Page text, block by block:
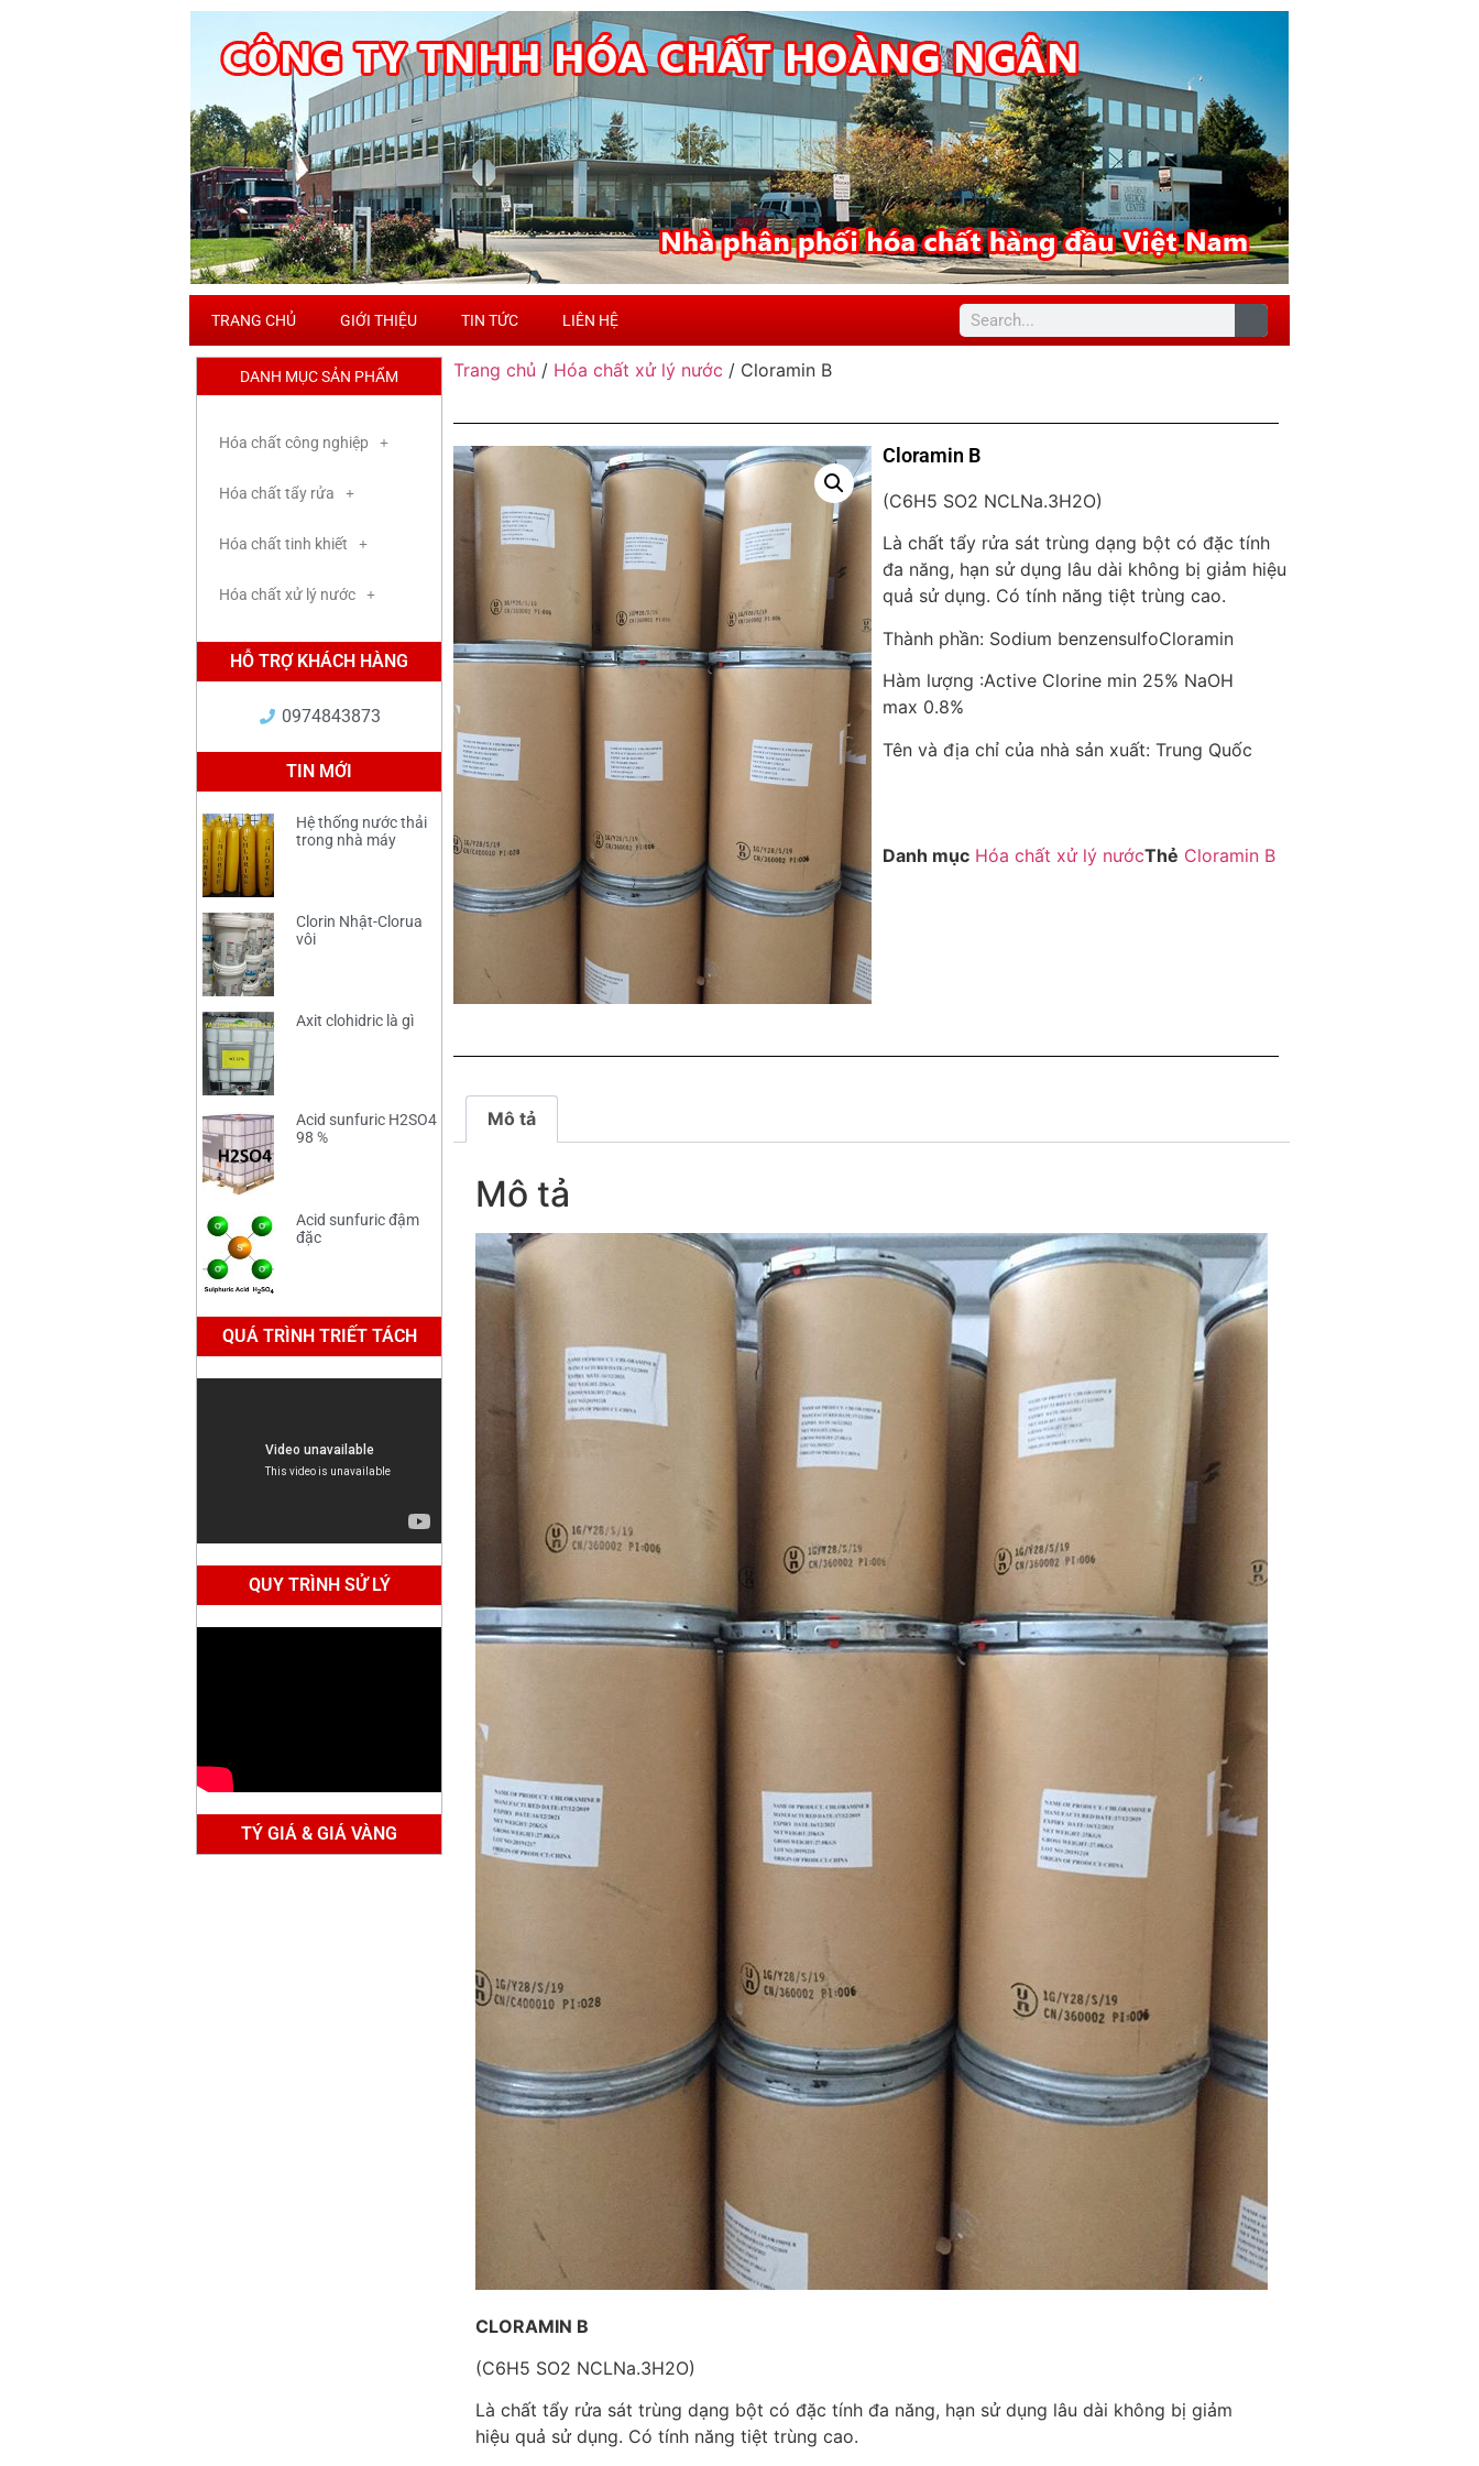
TRANG CHỦ GIỚI THIỆU TIN TỨC LIÊN HỆ
DANH MỤC SẢN PHẨM
Hóa chất công nghiệp
Hóa chất tẩy rửa
Hóa chất tinh khiết
Hóa chất xử lý nước
HỖ TRỢ KHÁCH HÀNG
0974843873
TIN MỚI
Hệ thống nước thải
trong nhà máy
Clorin Nhật-Clorua
vôi
Axit clohidric là gì
Acid sunfuric H2SO4
98 %
Acid sunfuric đậm
đặc
QUÁ TRÌNH TRIẾT TÁCH
QUY TRÌNH SỬ LÝ
TÝ GIÁ & GIÁ VÀNG
Trang chủ / Hóa chất xử lý nước / Cloramin B
Cloramin B
(C6H5 SO2 NCLNa.3H2O)
Là chất tẩy rửa sát trùng dạng bột có đặc tính
đa năng, hạn sử dụng lâu dài không bị giảm hiệu
quả sử dụng. Có tính năng tiệt trùng cao.
Thành phần: Sodium benzensulfoCloramin
Hàm lượng :Active Clorine min 25% NaOH
max 0.8%
Tên và địa chỉ của nhà sản xuất: Trung Quốc
Danh mục Hóa chất xử lý nướcThẻ Cloramin B
Mô tả
Mô tả
CLORAMIN B
(C6H5 SO2 NCLNa.3H2O)
Là chất tẩy rửa sát trùng dạng bột có đặc tính đa năng, hạn sử dụng lâu dài không bị giảm
hiệu quả sử dụng. Có tính năng tiệt trùng cao.